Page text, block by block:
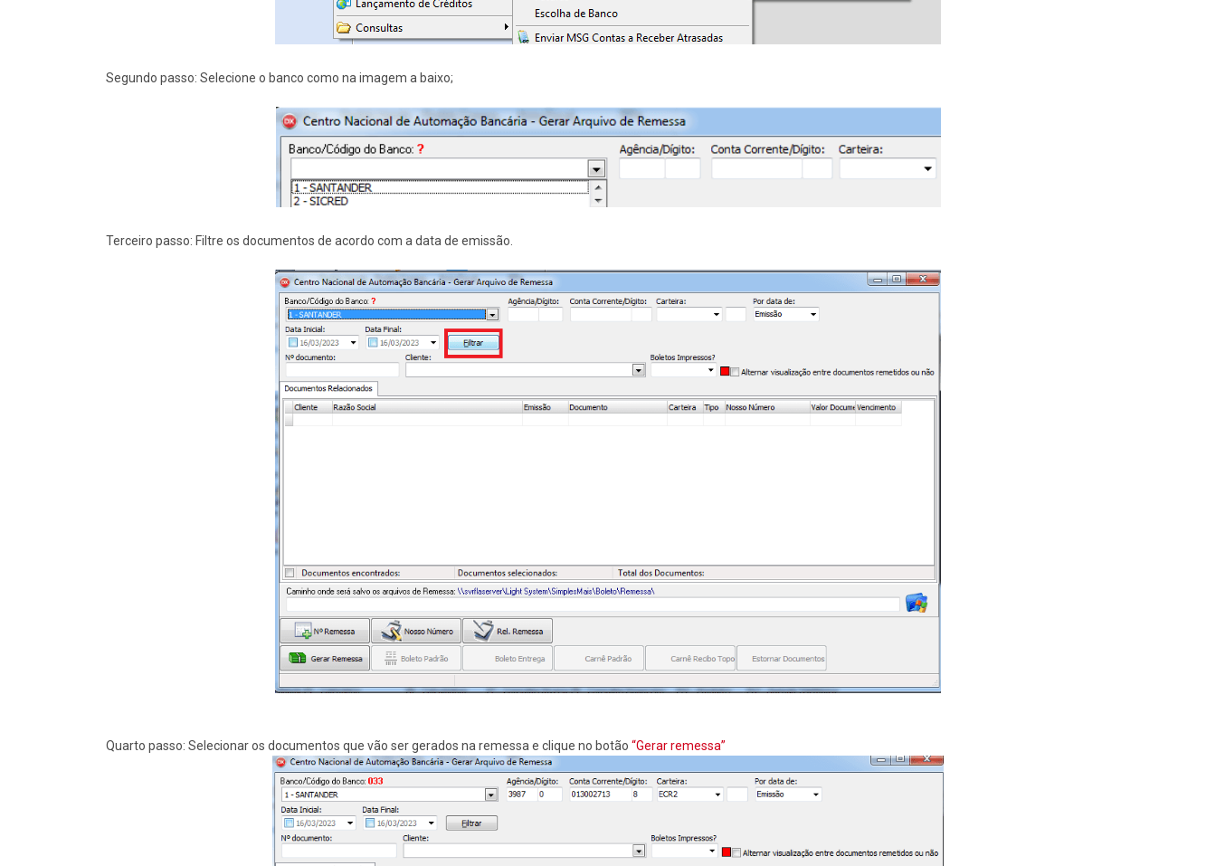
Segundo passo: Selecione o banco como na imagem a baixo;
Terceiro passo: Filtre os documentos de acordo com a data de emissão.
Quarto passo: Selecionar os documentos que vão ser gerados na remessa e clique no botão “Gerar remessa”